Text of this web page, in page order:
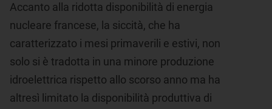
Accanto alla ridotta disponibilità di energia
nucleare francese, la siccità, che ha
caratterizzato i mesi primaverili e estivi, non
solo si è tradotta in una minore produzione
idroelettrica rispetto allo scorso anno ma ha
altresì limitato la disponibilità produttiva di